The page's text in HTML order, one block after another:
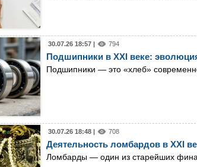
30.07.26 18:57 | 794
Подшипники в XXI веке:
Подшипники — это «хлеб»
30.07.26 18:48 | 708
Деятельность ломбардов в XXI
Ломбарды — один из старейших